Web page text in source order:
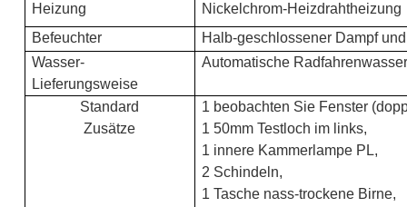
Heizung
Nickelchrom-Heizdrahtheizung
Befeuchter
Halb-geschlossener Dampf
Wasser-
Lieferungsweise
Automatische
Standard
Zusätze
1 beobachten Sie Fenster
1 50mm Testloch im links,
1 innere Kammerlampe PL,
2 Schindeln,
1 Tasche nass-trockene Birne,